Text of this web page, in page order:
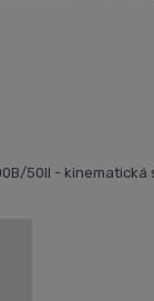
50II -